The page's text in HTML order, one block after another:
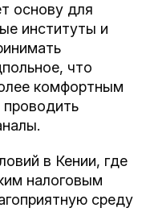
основу для
институты и
что
комфортным
в Кении, где
налоговым
среду